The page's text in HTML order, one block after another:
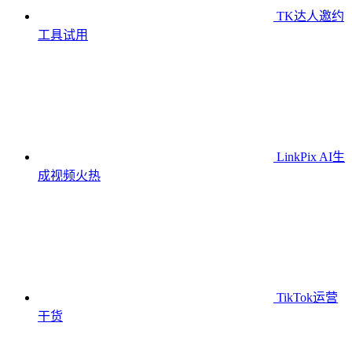
TK达人邀约
工具试用
LinkPix AI生
成视频火热
TikTok运营
干货